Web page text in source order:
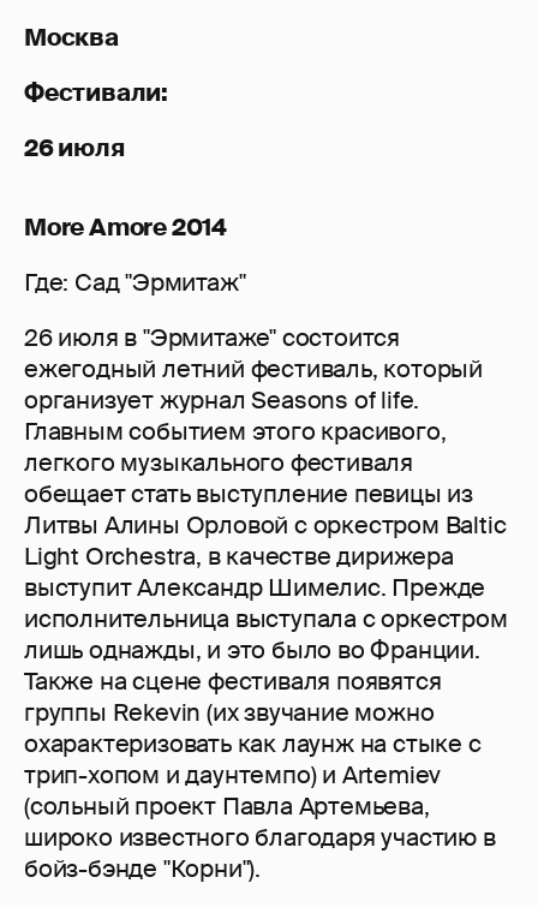
Москва
Фестивали:
26 июля
More Amore 2014
Где: Сад "Эрмитаж"
26 июля в "Эрмитаже" состоится
ежегодный летний фестиваль, который
организует журнал Seasons of life.
Главным событием этого красивого,
легкого музыкального фестиваля
обещает стать выступление певицы из
Литвы Алины Орловой с оркестром Baltic
Light Orchestra, в качестве дирижера
выступит Александр Шимелис. Прежде
исполнительница выступала с оркестром
лишь однажды, и это было во Франции.
Также на сцене фестиваля появятся
группы Rekevin (их звучание можно
охарактеризовать как лаунж на стыке с
трип-хопом и даунтемпо) и Artemiev
(сольный проект Павла Артемьева,
широко известного благодаря участию в
бойз-бэнде "Корни").